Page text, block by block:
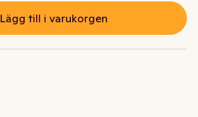
Lägg till i varukorgen